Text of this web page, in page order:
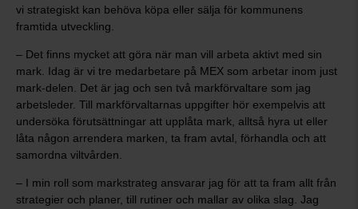
vi strategiskt kan behöva köpa eller sälja för kommunens
framtida utveckling.
– Det finns mycket att göra när man vill arbeta aktivt med sin
mark. Idag är vi tre medarbetare på MEX som arbetar inom just
mark-delen. Det är jag och sen två markförvaltare som jag
arbetsleder. Till markförvaltarnas uppgifter hör exempelvis att
undersöka förutsättningar att upplåta mark, alltså hyra ut eller
låta någon arrendera marken, ta fram avtal, förhandla och att
samordna viltvården.
– I min roll som markstrateg ansvarar jag för att ta fram allt från
strategier och planer, till rutiner och mallar av olika slag. Jag